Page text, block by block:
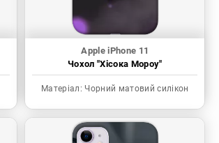
Apple iPhone 11
Чохол "Хісока Мороу"
Матеріал: Чорний матовий силікон